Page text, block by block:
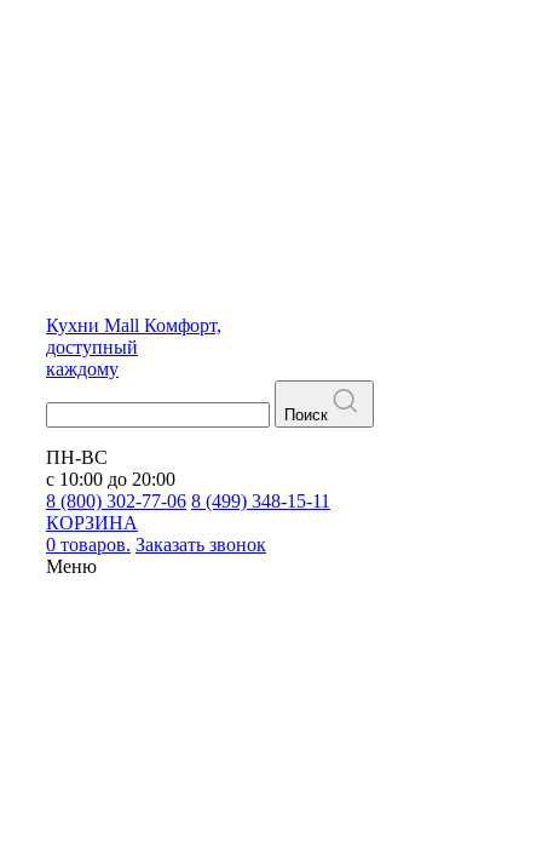
Кухни Mall Комфорт,
доступный
каждому
Поиск
ПН-ВС
с 10:00 до 20:00
8 (800) 302-77-06 8 (499) 348-15-11
КОРЗИНА
0 товаров. Заказать звонок
Меню